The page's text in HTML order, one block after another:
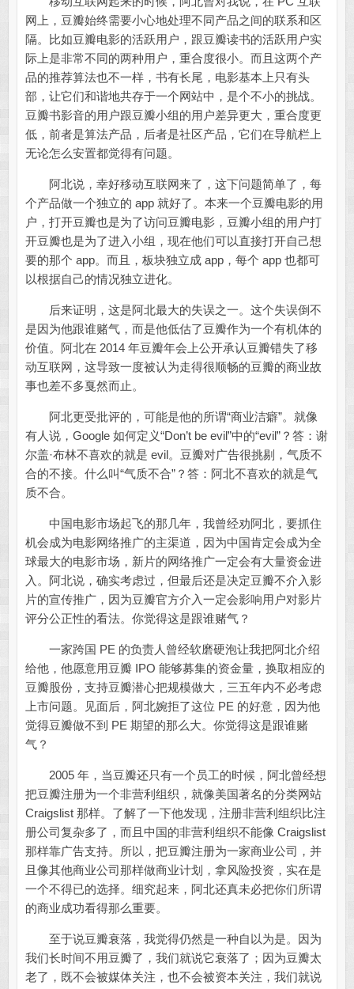
网上，豆瓣始终需要小心地处理不同产品之间的联系和区
隔。比如豆瓣电影的活跃用户，跟豆瓣读书的活跃用户实
际上是非常不同的两种用户，重合度很小。而且这两个产
品的推荐算法也不一样，书有长尾，电影基本上只有头
部，让它们和谐地共存于一个网站中，是个不小的挑战。
豆瓣书影音的用户跟豆瓣小组的用户差异更大，重合度更
低，前者是算法产品，后者是社区产品，它们在导航栏上
无论怎么安置都觉得有问题。
阿北说，幸好移动互联网来了，这下问题简单了，每
个产品做一个独立的 app 就好了。本来一个豆瓣电影的用
户，打开豆瓣也是为了访问豆瓣电影，豆瓣小组的用户打
开豆瓣也是为了进入小组，现在他们可以直接打开自己想
要的那个 app。而且，板块独立成 app，每个 app 也都可
以根据自己的情况独立进化。
后来证明，这是阿北最大的失误之一。这个失误倒不
是因为他跟谁赌气，而是他低估了豆瓣作为一个有机体的
价值。阿北在 2014 年豆瓣年会上公开承认豆瓣错失了移
动互联网，这导致一度被认为走得很顺畅的豆瓣的商业故
事也差不多戛然而止。
阿北更受批评的，可能是他的所谓“商业洁癖”。就像
有人说，Google 如何定义“Don’t be evil”中的“evil”？答：谢
尔盖·布林不喜欢的就是 evil。豆瓣对广告很挑剔，气质不
合的不接。什么叫“气质不合”？答：阿北不喜欢的就是气
质不合。
中国电影市场起飞的那几年，我曾经劝阿北，要抓住
机会成为电影网络推广的主渠道，因为中国肯定会成为全
球最大的电影市场，新片的网络推广一定会有大量资金进
入。阿北说，确实考虑过，但最后还是决定豆瓣不介入影
片的宣传推广，因为豆瓣官方介入一定会影响用户对影片
评分公正性的看法。你觉得这是跟谁赌气？
一家跨国 PE 的负责人曾经软磨硬泡让我把阿北介绍
给他，他愿意用豆瓣 IPO 能够募集的资金量，换取相应的
豆瓣股份，支持豆瓣潜心把规模做大，三五年内不必考虑
上市问题。见面后，阿北婉拒了这位 PE 的好意，因为他
觉得豆瓣做不到 PE 期望的那么大。你觉得这是跟谁赌
气？
2005 年，当豆瓣还只有一个员工的时候，阿北曾经想
把豆瓣注册为一个非营利组织，就像美国著名的分类网站
Craigslist 那样。了解了一下他发现，注册非营利组织比注
册公司复杂多了，而且中国的非营利组织不能像 Craigslist
那样靠广告支持。所以，把豆瓣注册为一家商业公司，并
且像其他商业公司那样做商业计划，拿风险投资，实在是
一个不得已的选择。细究起来，阿北还真未必把你们所谓
的商业成功看得那么重要。
至于说豆瓣衰落，我觉得仍然是一种自以为是。因为
我们长时间不用豆瓣了，我们就说它衰落了；因为豆瓣太
老了，既不会被媒体关注，也不会被资本关注，我们就说